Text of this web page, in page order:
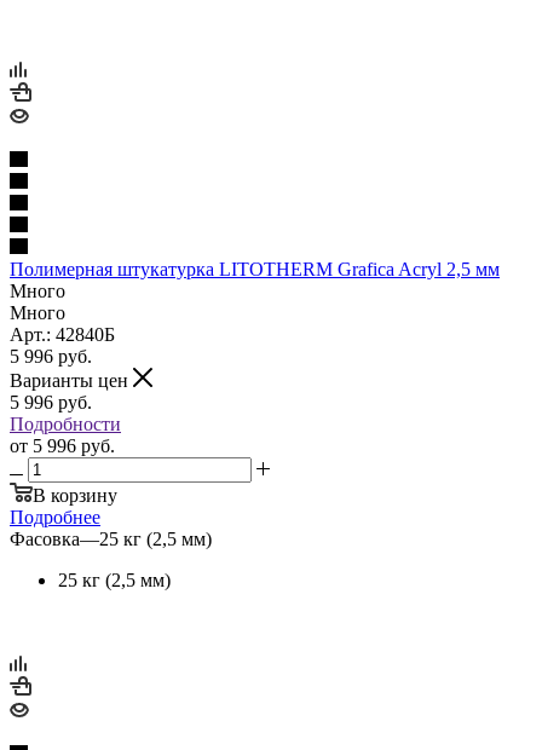
Полимерная штукатурка LITOTHERM Grafica Acryl 2,5 мм
Много
Много
Арт.: 42840Б
5 996 руб.
Варианты цен
5 996 руб.
Подробности
от 5 996 руб.
В корзину
Подробнее
Фасовка—25 кг (2,5 мм)
25 кг (2,5 мм)